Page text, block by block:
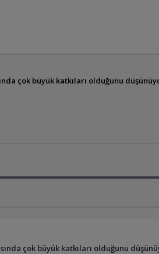
çok büyük katkıları olduğunu
çok büyük katkıları olduğunu